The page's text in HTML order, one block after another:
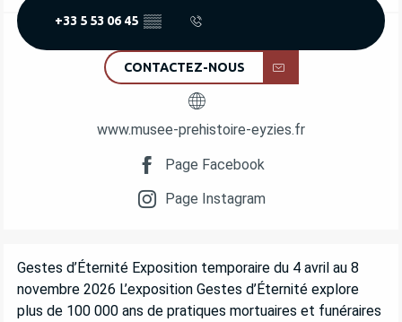
+33 5 53 06 45 ▒▒
CONTACTEZ-NOUS
www.musee-prehistoire-eyzies.fr
Page Facebook
Page Instagram
DESCRIPTION
Gestes d’Éternité Exposition temporaire du 4 avril au 8
novembre 2026 L’exposition Gestes d’Éternité explore
plus de 100 000 ans de pratiques mortuaires et funéraires